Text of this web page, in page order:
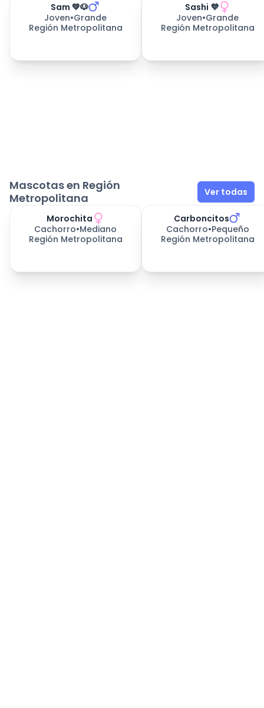
Sam 💚🐶
Joven•Grande
Región Metropolitana
días esperando
Sashi 💜
Joven•Grande
Región Metropolitana
Mascotas en Región
Metropolitana
Ver todas
Morochita
Cachorro•Mediano
Región Metropolitana
Carboncitos
Cachorro•Pequeño
Región Metropolitana